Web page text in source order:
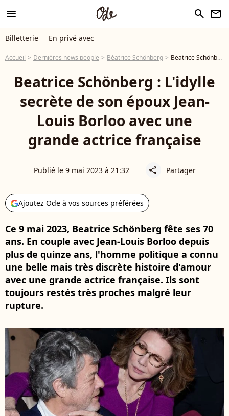
menu search newsletter
Billetterie En privé avec
Accueil Dernières news people Béatrice Schönberg Beatrice Schönberg : L'idylle secrète de son époux Jean-Louis Borloo avec une grande actrice française
Beatrice Schönberg : L'idylle
secrète de son époux Jean-
Louis Borloo avec une
grande actrice française
Publié le 9 mai 2023 à 21:32 share Partager
Ajoutez Ode à vos sources préférées
Ce 9 mai 2023, Beatrice Schönberg fête ses 70
ans. En couple avec Jean-Louis Borloo depuis
plus de quinze ans, l'homme politique a connu
une belle mais très discrète histoire d'amour
avec une grande actrice française. Ils sont
toujours restés très proches malgré leur
rupture.